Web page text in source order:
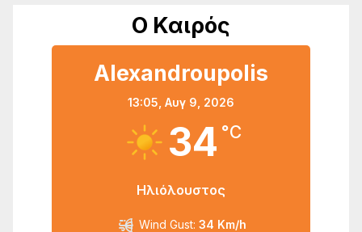
Ο Καιρός
Alexandroupolis
13:05, Αυγ 9, 2026
34 °C
Ηλιόλουστος
Wind Gust: 34 Km/h